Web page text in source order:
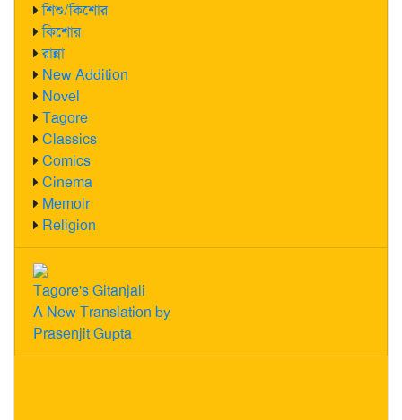
শিশু/কিশোর
কিশোর
রান্না
New Addition
Novel
Tagore
Classics
Comics
Cinema
Memoir
Religion
Tagore's Gitanjali
A New Translation by
Prasenjit Gupta